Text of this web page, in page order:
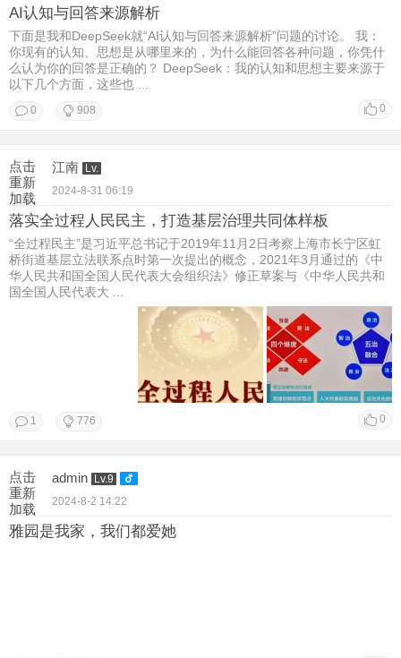
AI认知与回答来源解析
下面是我和DeepSeek就“AI认知与回答来源解析”问题的讨论。 我：
你现有的认知、思想是从哪里来的，为什么能回答各种问题，你凭什
么认为你的回答是正确的？ DeepSeek：我的认知和思想主要来源于
以下几个方面，这些也 ...
0
0 908
点击
重新
加载
江南
Lv.
2024-8-31 06:19
落实全过程人民民主，打造基层治理共同体样板
“全过程民主”是习近平总书记于2019年11月2日考察上海市长宁区虹
桥街道基层立法联系点时第一次提出的概念，2021年3月通过的《中
华人民共和国全国人民代表大会组织法》修正草案与《中华人民共和
国全国人民代表大 ...
0
1 776
点击
重新
加载
admin
Lv.9
2024-8-2 14:22
雅园是我家，我们都爱她